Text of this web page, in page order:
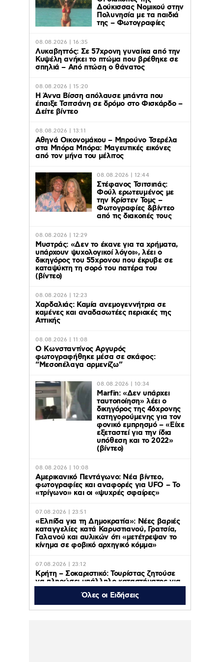
Δούκισσας Νομικού στην
Πολυνησία με τα παιδιά
της – Φωτογραφίες
08.08.2026 | 16:35
Λυκαβηττός: Σε 57χρονη γυναίκα από την
Κυψέλη ανήκει το πτώμα που βρέθηκε σε
σπηλιά – Από πτώση ο θάνατος
08.08.2026 | 15:20
Η Άννα Βίσση απόλαυσε μπάντα που
έπαιξε Τσιτσάνη σε δρόμο στο Φισκάρδο –
Δείτε βίντεο
08.08.2026 | 13:11
Αθηνά Οικονομάκου – Μπρούνο Τσερέλα
στα Μπόρα Μπόρα: Mαγευτικές εικόνες
από τον μήνα του μέλιτος
08.08.2026 | 12:44
Στέφανος Τσιτσιπάς:
Φούλ ερωτευμένος με
την Κρίστεν Τομς –
Φωτογραφίες &βίντεο
από τις διακοπές τους
08.08.2026 | 12:29
Μυστράς: «Δεν το έκανε για τα χρήματα,
υπάρχουν ψυχολογικοί λόγοι», λέει ο
δικηγόρος του 55χρονου που έκρυβε σε
καταψύκτη τη σορό του πατέρα του
(βίντεο)
08.08.2026 | 12:23
Χαρδαλιάς: Καμία ανεμογεννήτρια σε
καμένες και αναδασωτέες περιοχές της
Αττικής
08.08.2026 | 11:08
Ο Κωνσταντίνος Αργυρός
φωτογραφήθηκε μέσα σε σκάφος:
“Μεσοπέλαγα αρμενίζω”
08.08.2026 | 10:34
Marfin: «Δεν υπάρχει
ταυτοποίηση» λέει ο
δικηγόρος της 46χρονης
κατηγορούμενης για τον
φονικό εμπρησμό – «Είχε
εξεταστεί για την ίδια
υπόθεση και το 2022»
(βίντεο)
08.08.2026 | 10:08
Αμερικανικό Πεντάγωνο: Νέα βίντεο,
φωτογραφίες και αναφορές για UFO – Το
«τρίγωνο» και οι «ψυχρές σφαίρες»
07.08.2026 | 23:51
«Ελπίδα για τη Δημοκρατία»: Νέες βαριές
καταγγελίες κατά Καρυστιανού, Γρατσία,
Γαλανού και αυλικών ότι «μετέτρεψαν το
κίνημα σε φοβικό αρχηγικό κόμμα»
07.08.2026 | 23:12
Κρήτη – Σοκαριστικό: Τουρίστας ζητούσε
να πληρώσει υπάλληλο καταστήματος για
να ασελγήσει σε 10 χρονο κορίτσι που
καθόταν αμέριμνο στην αυλή
Όλες οι Ειδήσεις